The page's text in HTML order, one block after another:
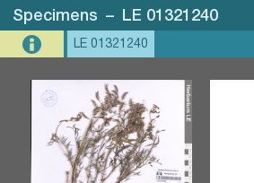
Specimens – LE 01321240
LE 01321240